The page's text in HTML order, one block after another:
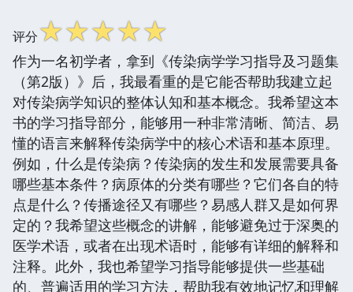
评分☆☆☆☆☆
作为一名初学者，拿到《传染病学学习指导及习题集
（第2版）》后，我最看重的是它能否帮助我建立起
对传染病学知识的整体认知和基本概念。我希望这本
书的学习指导部分，能够用一种非常清晰、简洁、易
懂的语言来解释传染病学中的核心术语和基本原理。
例如，什么是传染病？传染病的发生和发展需要具备
哪些基本条件？病原体的分类有哪些？它们各自的特
点是什么？传播途径又有哪些？易感人群又是如何界
定的？我希望这些概念的讲解，能够避免过于深奥的
医学术语，或者在出现术语时，能够有详细的解释和
注释。此外，我也希望学习指导能够提供一些基础
的、普遍适用的学习方法，帮助我有效地记忆和理解